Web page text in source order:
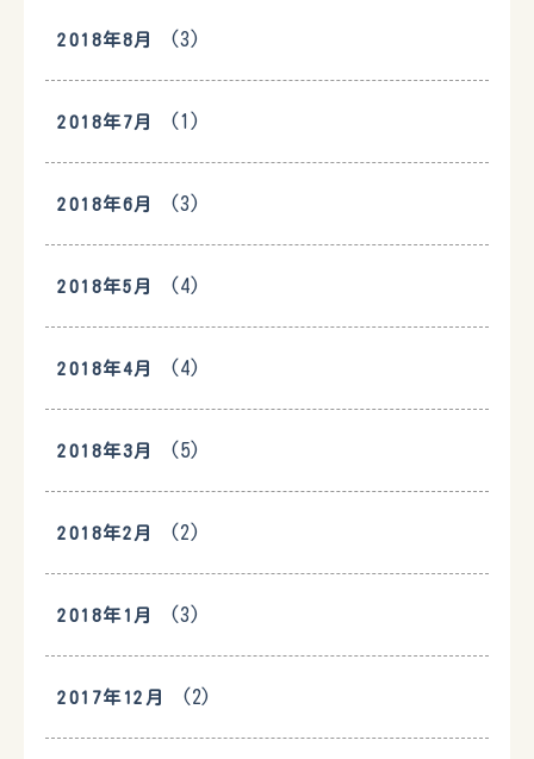
2018年8月 (3)
2018年7月 (1)
2018年6月 (3)
2018年5月 (4)
2018年4月 (4)
2018年3月 (5)
2018年2月 (2)
2018年1月 (3)
2017年12月 (2)